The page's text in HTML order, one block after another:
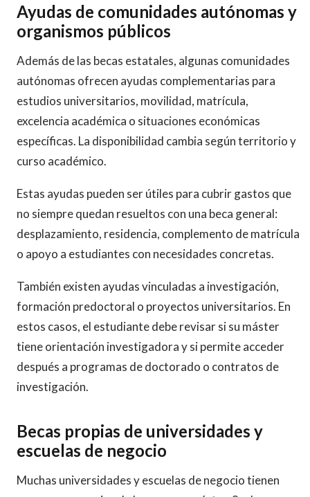
Ayudas de comunidades autónomas y
organismos públicos
Además de las becas estatales, algunas comunidades
autónomas ofrecen ayudas complementarias para
estudios universitarios, movilidad, matrícula,
excelencia académica o situaciones económicas
específicas. La disponibilidad cambia según territorio y
curso académico.
Estas ayudas pueden ser útiles para cubrir gastos que
no siempre quedan resueltos con una beca general:
desplazamiento, residencia, complemento de matrícula
o apoyo a estudiantes con necesidades concretas.
También existen ayudas vinculadas a investigación,
formación predoctoral o proyectos universitarios. En
estos casos, el estudiante debe revisar si su máster
tiene orientación investigadora y si permite acceder
después a programas de doctorado o contratos de
investigación.
Becas propias de universidades y
escuelas de negocio
Muchas universidades y escuelas de negocio tienen